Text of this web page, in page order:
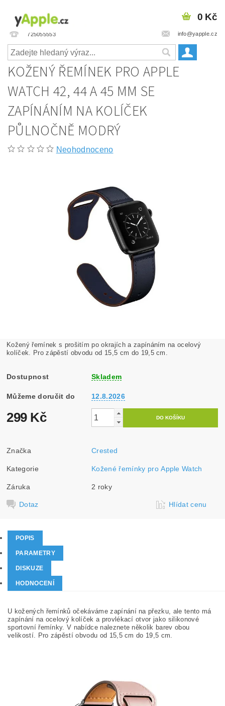
725055553 info@yapple.cz
0 Kč
KOŽENÝ ŘEMÍNEK PRO APPLE
WATCH 42, 44 A 45 MM SE
ZAPÍNÁNÍM NA KOLÍČEK
PŮLNOČNĚ MODRÝ
Neohodnoceno
Kožený řemínek s prošitím po okrajích a zapínáním na ocelový
kolíček. Pro zápěstí obvodu od 15,5 cm do 19,5 cm.
Dostupnost Skladem
Můžeme doručit do 12.8.2026
299 Kč
Značka Crested
Kategorie Kožené řemínky pro Apple Watch
Záruka 2 roky
Dotaz Hlídat cenu
POPIS
PARAMETRY
DISKUZE
HODNOCENÍ
U kožených řemínků očekáváme zapínání na přezku, ale tento má
zapínání na ocelový kolíček a provlékací otvor jako silikonové
sportovní řemínky. V nabídce naleznete několik barev obou
velikostí. Pro zápěstí obvodu od 15,5 cm do 19,5 cm.